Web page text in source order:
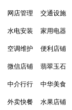
网店管理 交通设施
水电安装 家用电器
空调维护 便利店铺
微信店铺 翡翠玉石
中介行行 中华美食
外卖快餐 水果店铺